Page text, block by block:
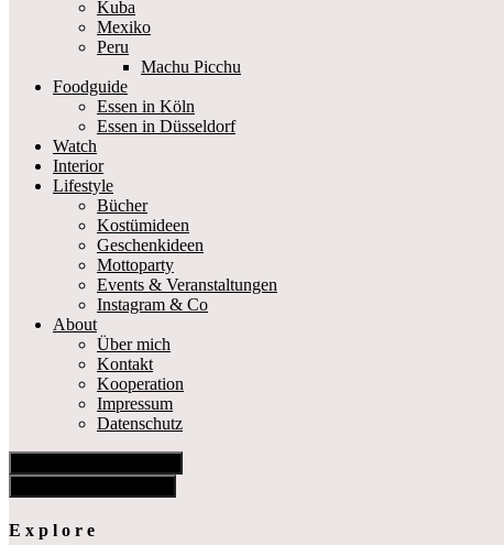
Kuba
Mexiko
Peru
Machu Picchu
Foodguide
Essen in Köln
Essen in Düsseldorf
Watch
Interior
Lifestyle
Bücher
Kostümideen
Geschenkideen
Mottoparty
Events & Veranstaltungen
Instagram & Co
About
Über mich
Kontakt
Kooperation
Impressum
Datenschutz
E x p l o r e